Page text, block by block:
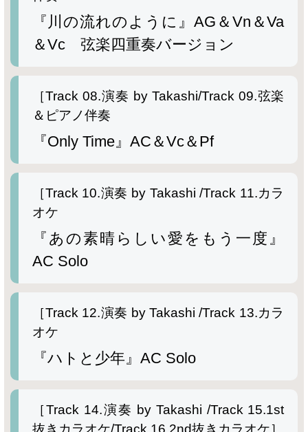
『川の流れのように』AG＆Vn＆Va
＆Vc 弦楽四重奏バージョン
［Track 08.演奏 by Takashi/Track09.弦楽
＆ピアノ伴奏
『Only Time』AC＆Vc＆Pf
［Track 10.演奏 by Takashi /Track 11.カラ
オケ
『あの素晴らしい愛をもう一度』
AC Solo
［Track12.演奏 by Takashi /Track 13.カラ
オケ
『ハトと少年』AC Solo
［Track 14.演奏 by Takashi /Track15.1st
抜きカラオケ/Track 16.2nd抜きカラオケ］